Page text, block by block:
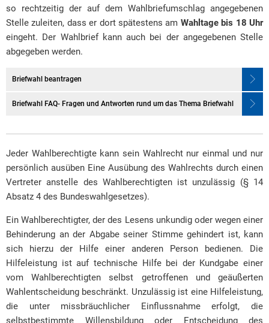
so rechtzeitig der auf dem Wahlbriefumschlag angegebenen
Stelle zuleiten, dass er dort spätestens am Wahltage bis 18 Uhr
eingeht. Der Wahlbrief kann auch bei der angegebenen Stelle
abgegeben werden.
Briefwahl beantragen
Briefwahl FAQ- Fragen und Antworten rund um das Thema Briefwahl
Jeder Wahlberechtigte kann sein Wahlrecht nur einmal und nur
persönlich ausüben Eine Ausübung des Wahlrechts durch einen
Vertreter anstelle des Wahlberechtigten ist unzulässig (§ 14
Absatz 4 des Bundeswahlgesetzes).
Ein Wahlberechtigter, der des Lesens unkundig oder wegen einer
Behinderung an der Abgabe seiner Stimme gehindert ist, kann
sich hierzu der Hilfe einer anderen Person bedienen. Die
Hilfeleistung ist auf technische Hilfe bei der Kundgabe einer
vom Wahlberechtigten selbst getroffenen und geäußerten
Wahlentscheidung beschränkt. Unzulässig ist eine Hilfeleistung,
die unter missbräuchlicher Einflussnahme erfolgt, die
selbstbestimmte Willensbildung oder Entscheidung des